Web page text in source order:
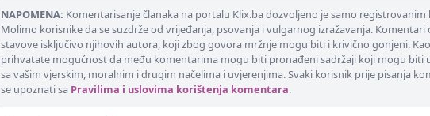
NAPOMENA: Komentarisanje članaka na portalu Klix.ba dozvoljeno je samo registrovanim
Molimo korisnike da se suzdrže od vrijeđanja, psovanja i vulgarnog izražavanja. Komentari
stavove isključivo njihovih autora, koji zbog govora mržnje mogu biti i krivično gonjeni.
prihvatate mogućnost da među komentarima mogu biti pronađeni sadržaji koji mogu biti
sa vašim vjerskim, moralnim i drugim načelima i uvjerenjima. Svaki korisnik prije pisanja
se upoznati sa Pravilima i uslovima korištenja komentara.